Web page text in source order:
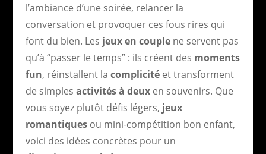
l’ambiance d’une soirée, relancer la
conversation et provoquer ces fous rires qui
font du bien. Les jeux en couplene servent pas
qu’à “passer le temps” : ils créent des moments
fun, réinstallent la complicitéet transforment
de simples activités à deuxen souvenirs. Que
vous soyez plutôt défis légers, jeux
romantiquesou mini-compétition bon enfant,
voici des idées concrètes pour un